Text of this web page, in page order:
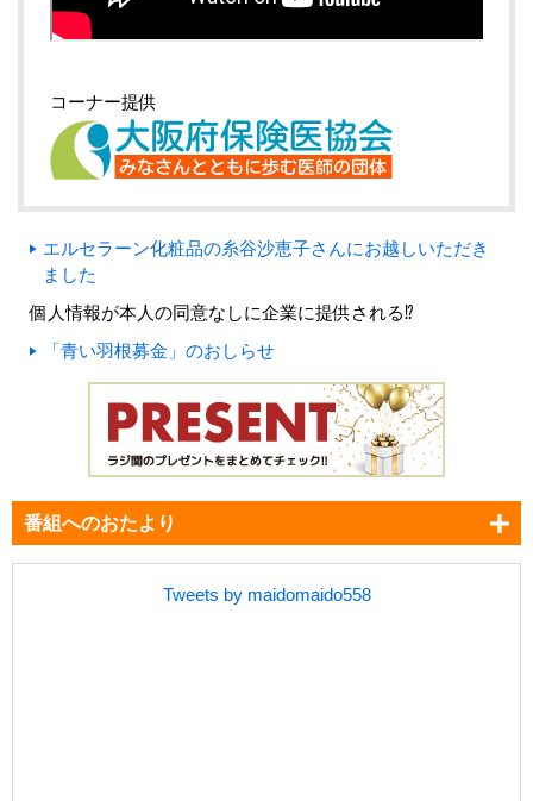
コーナー提供
エルセラーン化粧品の糸谷沙恵子さんにお越しいただき
ました
個人情報が本人の同意なしに企業に提供される⁉
「青い羽根募金」のおしらせ
番組へのおたより
Tweets by maidomaido558